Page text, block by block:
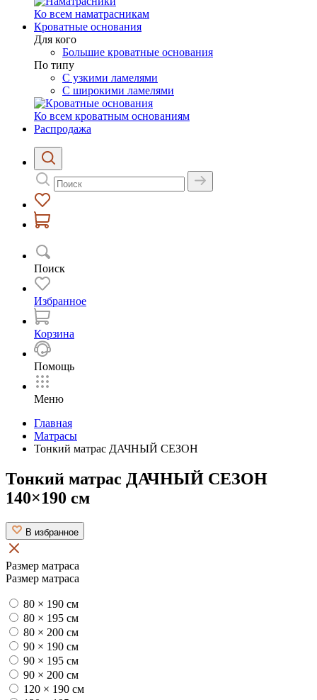
Ко всем наматрасникам
Кроватные основания
Для кого
Большие кроватные основания
По типу
С узкими ламелями
С широкими ламелями
Ко всем кроватным основаниям
Распродажа
Поиск
Избранное
Корзина
Помощь
Меню
Главная
Матрасы
Тонкий матрас ДАЧНЫЙ СЕЗОН
Тонкий матрас ДАЧНЫЙ СЕЗОН
140×190 см
В избранное
Размер матраса
Размер матраса
80 × 190 см
80 × 195 см
80 × 200 см
90 × 190 см
90 × 195 см
90 × 200 см
120 × 190 см